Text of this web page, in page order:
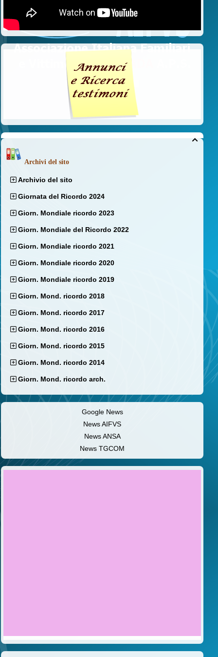

Archivi del sito
Archivio del sito
Giornata del Ricordo 2024
Giorn. Mondiale ricordo 2023
Giorn. Mondiale del Ricordo 2022
Giorn. Mondiale ricordo 2021
Giorn. Mondiale ricordo 2020
Giorn. Mondiale ricordo 2019
Giorn. Mond. ricordo 2018
Giorn. Mond. ricordo 2017
Giorn. Mond. ricordo 2016
Giorn. Mond. ricordo 2015
Giorn. Mond. ricordo 2014
Giorn. Mond. ricordo arch.
Google News
News AIFVS
News ANSA
News TGCOM